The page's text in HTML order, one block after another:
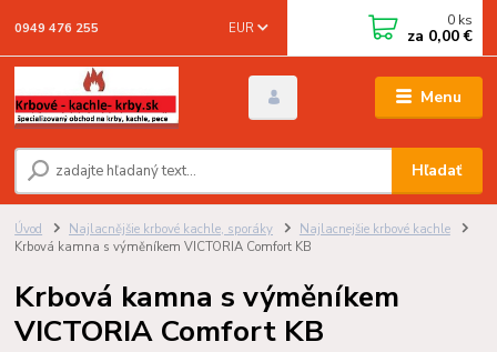
Menu
EUR
Hľadať
0949 476 255 0 ks
za 0,00 €
Úvod Najlacnějšie krbové kachle, sporáky
Najlacnejšie krbové kachle
Krbová kamna s výměníkem VICTORIA Comfort KB
Krbová kamna s výměníkem
VICTORIA Comfort KB